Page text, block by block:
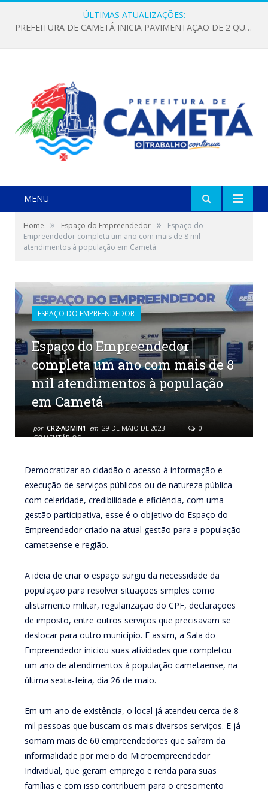
ÚLTIMAS ATUALIZAÇÕES:
PREFEITURA DE CAMETÁ INICIA PAVIMENTAÇÃO DE 2 QUILÔMETROS NA ESTRADA DO COCO, NO TRECHO DO MATAQUIRI
MENU
Home » Espaço do Empreendedor »
Espaço do
Empreendedor completa um ano com mais de 8 mil
atendimentos à população em Cametá
ESPAÇO DO EMPREENDEDOR
Espaço do Empreendedor
completa um ano com mais de 8
mil atendimentos à população
em Cametá
por CR2-ADMIN1 em 29 DE MAIO DE 2023
0
COMENTÁRIOS
Democratizar ao cidadão o acesso à informação e
execução de serviços públicos ou de natureza pública
com celeridade, credibilidade e eficiência, com uma
gestão participativa, esse é o objetivo do Espaço do
Empreendedor criado na atual gestão para a população
cametaense e região.
A ideia de criar o espaço surgiu da necessidade da
população para resolver situações simples como
alistamento militar, regularização do CPF, declarações
de imposto, entre outros serviços que precisavam se
deslocar para outro município. E assim, a Sala do
Empreendedor iniciou suas atividades que completou
um ano de atendimentos à população cametaense, na
última sexta-feira, dia 26 de maio.
Em um ano de existência, o local já atendeu cerca de 8
mil pessoas que buscam os mais diversos serviços. E já
somam mais de 60 empreendedores que saíram da
informalidade por meio do Microempreendedor
Individual, que geram emprego e renda para suas
famílias e com isso contribuem para o crescimento